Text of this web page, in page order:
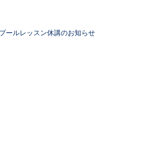
ールレッスン休講のお知らせ